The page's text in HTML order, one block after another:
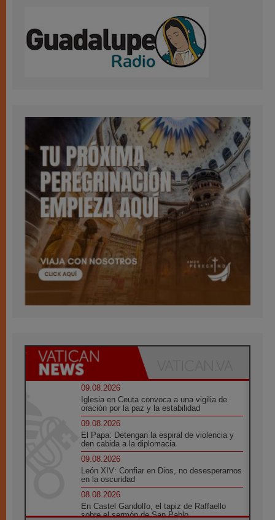
09.08.2026
Iglesia en Ceuta convoca a una vigilia de
oración por la paz y la estabilidad
09.08.2026
El Papa: Detengan la espiral de violencia y
den cabida a la diplomacia
09.08.2026
León XIV: Confiar en Dios, no desesperarnos
en la oscuridad
08.08.2026
En Castel Gandolfo, el tapiz de Raffaello
sobre el sermón de San Pablo